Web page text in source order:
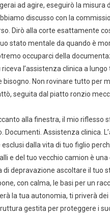
ad agire, eseguirò la misura
discusso con la
Dirò alla corte esattamente
stato mentale da quando è
occuparci della
l’assistenza clinica a
Non rovinare tutto per
seguita dal piatto ronzio
alla finestra, il mio riflesso
Documenti. Assistenza clinica.
esclusi dalla vita di tuo figlio
e del tuo vecchio camion è una
di depravazione ascoltare il tuo
con calma, le basi per un
la tua autonomia, ti priverà dei
gestita per proteggere i